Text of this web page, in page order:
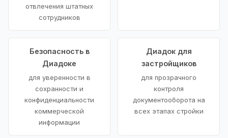
отвлечения штатных
сотрудников
Безопасность в
Диадоке
для уверенности в
сохранности и
конфиденциальности
коммерческой
информации
Диадок для
застройщиков
для прозрачного
контроля
документооборота на
всех этапах стройки